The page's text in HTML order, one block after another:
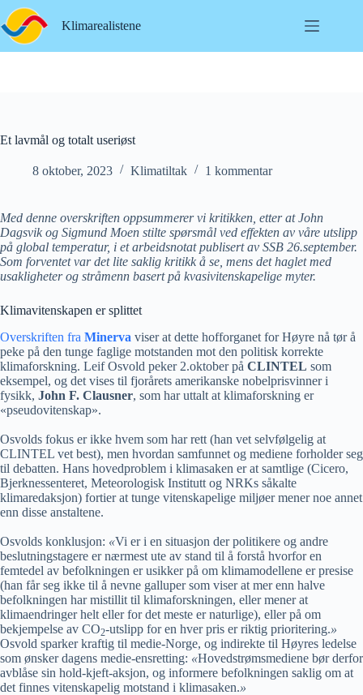
Hopp
til
innholdet
Klimarealistene
Et lavmål og totalt useriøst
8 oktober, 2023 Klimatiltak 1 kommentar
Med denne overskriften oppsummerer vi kritikken, etter at John
Dagsvik og Sigmund Moen stilte spørsmål ved effekten av våre utslipp
på global temperatur, i et arbeidsnotat publisert av SSB 26.september.
Som forventet var det lite saklig kritikk å se, mens det haglet med
usakligheter og stråmenn basert på kvasivitenskapelige myter.
Klimavitenskapen er splittet
Overskriften fra Minerva viser at dette hofforganet for Høyre nå tør å
peke på den tunge faglige motstanden mot den politisk korrekte
klimaforskning. Leif Osvold peker 2.oktober på CLINTEL som
eksempel, og det vises til fjorårets amerikanske nobelprisvinner i
fysikk, John F. Clausner, som har uttalt at klimaforskning er
«pseudovitenskap».
Osvolds fokus er ikke hvem som har rett (han vet selvfølgelig at
CLINTEL vet best), men hvordan samfunnet og mediene forholder seg
til debatten. Hans hovedproblem i klimasaken er at samtlige (Cicero,
Bjerknessenteret, Meteorologisk Institutt og NRKs såkalte
klimaredaksjon) fortier at tunge vitenskapelige miljøer mener noe annet
enn disse anstaltene.
Osvolds konklusjon: «Vi er i en situasjon der politikere og andre
beslutningstagere er nærmest ute av stand til å forstå hvorfor en
femtedel av befolkningen er usikker på om klimamodellene er presise
(han får seg ikke til å nevne galluper som viser at mer enn halve
befolkningen har mistillit til klimaforskningen, eller mener at
klimaendringer helt eller for det meste er naturlige), eller på om
bekjempelse av CO2-utslipp for en hver pris er riktig prioritering.»
Osvold sparker kraftig til medie-Norge, og indirekte til Høyres ledelse
som ønsker dagens medie-ensretting: «Hovedstrømsmediene bør derfor
avblåse sin hold-kjeft-aksjon, og informere befolkningen saklig om at
det finnes vitenskapelig motstand i klimasaken.»